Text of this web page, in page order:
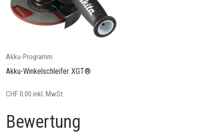
Akku-Programm
Akku-Winkelschleifer XGT®
CHF 0.00 inkl. MwSt.
Bewertung